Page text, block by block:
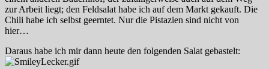
zur Arbeit liegt; den Feldsalat habe ich auf dem Markt gekauft. Die
Chili habe ich selbst geerntet. Nur die Pistazien sind nicht von
hier…
Daraus habe ich mir dann heute den folgenden Salat gebastelt: